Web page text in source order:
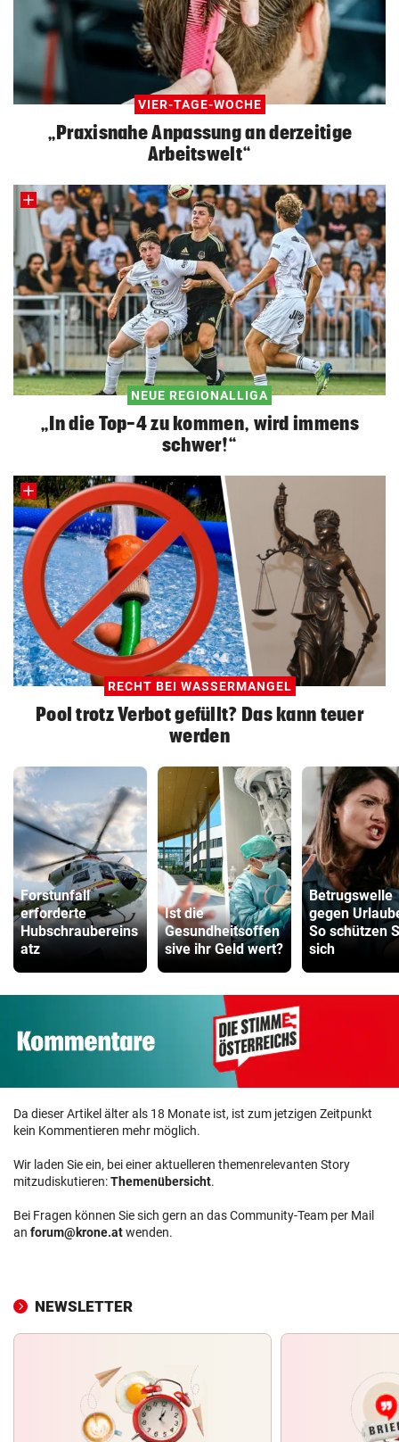
VIER-TAGE-WOCHE
„Praxisnahe Anpassung an derzeitige
Arbeitswelt“
NEUE REGIONALLIGA
„In die Top-4 zu kommen, wird immens
schwer!“
RECHT BEI WASSERMANGEL
Pool trotz Verbot gefüllt? Das kann teuer
werden
Forstunfall
erforderte
Hubschraubereins
atz
Ist die
Gesundheitsoffen
sive ihr Geld wert?
Betrugswelle
gegen
So schützen
sich
Da dieser Artikel älter als 18 Monate ist, ist zum jetzigen Zeitpunkt
kein Kommentieren mehr möglich.
Wir laden Sie ein, bei einer aktuelleren themenrelevanten Story
mitzudiskutieren:Themenübersicht.
Bei Fragen können Sie sich gern an das Community-Team per Mail
an forum@krone.atwenden.
NEWSLETTER